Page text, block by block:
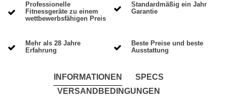
Professionelle
Fitnessgeräte zu einem
wettbewerbsfähigen Preis
Standardmäßig ein Jahr
Garantie
Mehr als 28 Jahre
Erfahrung
Beste Preise und beste
Ausstattung
INFORMATIONEN
SPECS
VERSANDBEDINGUNGEN